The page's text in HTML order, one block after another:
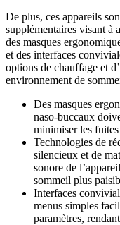
De plus, ces appareils
supplémentaires visant à
des masques
et des interfaces
options de chauffage et
environnement de
Des masques
naso-buccaux
minimiser les
Technologies de
silencieux et de
sonore de
sommeil plus
Interfaces
menus simples
paramètres,